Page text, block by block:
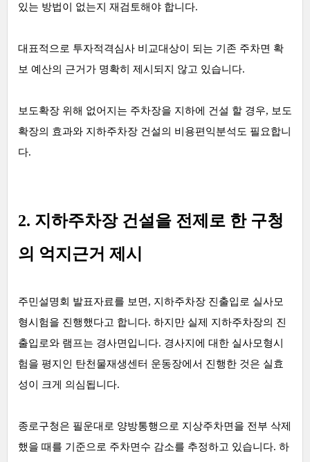
있는 방법이 없는지 재검토해야 합니다.
대표적으로 투자적격심사 비교대상이 되는 기존 주차면 확
보 예산의 근거가 명확히 제시되지 않고 있습니다.
보도확장 위해 없어지는 주차장을 지하에 건설 할 경우, 보도
확장의 효과와 지하주차장 건설의 비용편익분석도 필요합니
다.
2. 지하주차장 건설을 전제로 한 구청
의 억지근거 제시
주민설명회 발표자료를 보면, 지하주차장 진출입로 실사모
형시험을 진행했다고 합니다. 하지만 실제 지하주차장의 진
출입로와 램프는 경사면입니다. 경사지에 대한 실사모형시
험을 평지인 탄천물재생센터 운동장에서 진행한 것은 실효
성이 크게 의심됩니다.
종로구청은 필운대로 양방통행으로 지상주차면을 전부 삭제
했을 때를 기준으로 주차면수 감소를 추정하고 있습니다. 하